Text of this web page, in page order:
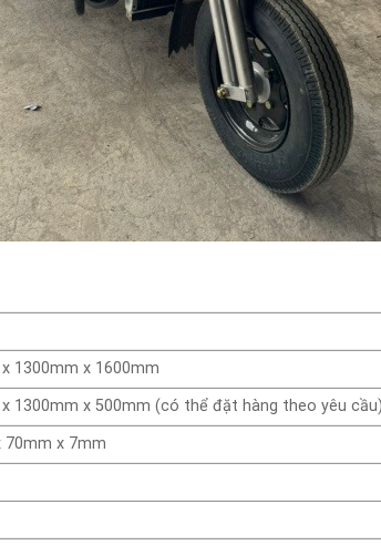
1300mm x 1600mm
1300mm x 500mm (có thể đặt hàng theo yêu
70mm x 7mm